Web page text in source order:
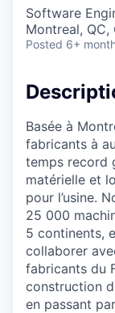
Software
Montreal, QC,
Posted 6+
Basée à
fabricants à
temps record
matérielle et
pour l’usine.
25 000
5 continents,
collaborer
fabricants du
construction
en passant